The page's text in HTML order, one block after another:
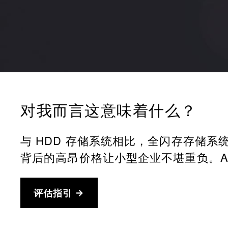
对我而言这意味着什么？
与 HDD 存储系统相比，全闪存存储系
背后的高昂价格让小型企业不堪重负
评估指引